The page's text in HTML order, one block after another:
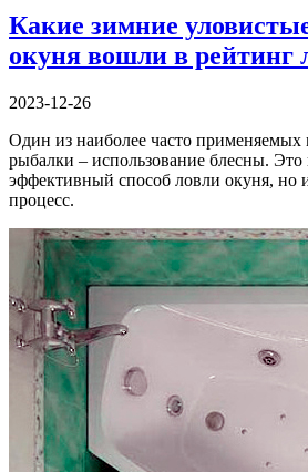
Какие зимние
окуня вошли в рейтинг
2023-12-26
Один из наиболее часто применяемых
рыбалки – использование блесны. Это
эффективный способ ловли окуня, но
процесс.